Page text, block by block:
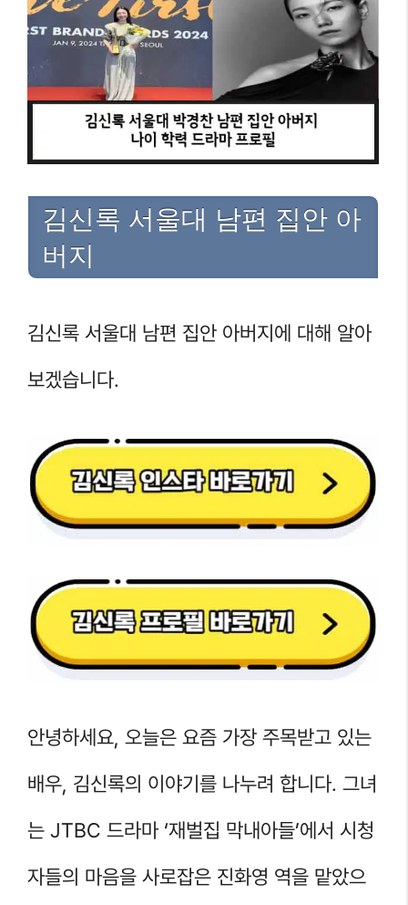
김신록 서울대 남편 집안 아
버지
김신록 서울대 남편 집안 아버지에 대해 알아
보겠습니다.
안녕하세요, 오늘은 요즘 가장 주목받고 있는
배우, 김신록의 이야기를 나누려 합니다. 그녀
는 JTBC 드라마 ‘재벌집 막내아들’에서 시청
자들의 마음을 사로잡은 진화영 역을 맡았으